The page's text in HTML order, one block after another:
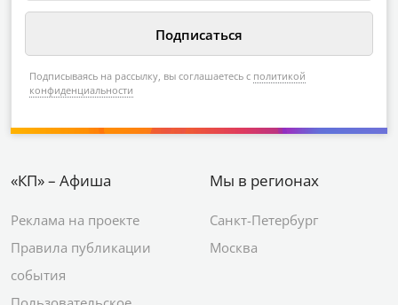
Подписываясь на рассылку, вы соглашаетесь с политикой
конфиденциальности
«КП» – Афиша
Реклама на проекте
Правила публикации
события
Мы в регионах
Санкт-Петербург
Москва